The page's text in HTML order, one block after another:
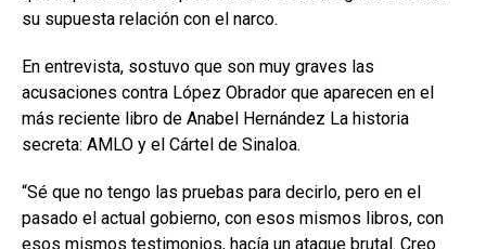
su supuesta relación con el narco.
En entrevista, sostuvo que son muy graves las
acusaciones contra López Obrador que aparecen en el
más reciente libro de Anabel Hernández La historia
secreta: AMLO y el Cártel de Sinaloa.
“Sé que no tengo las pruebas para decirlo, pero en el
pasado el actual gobierno, con esos mismos libros, con
esos mismos testimonios, hacía un ataque brutal. Creo